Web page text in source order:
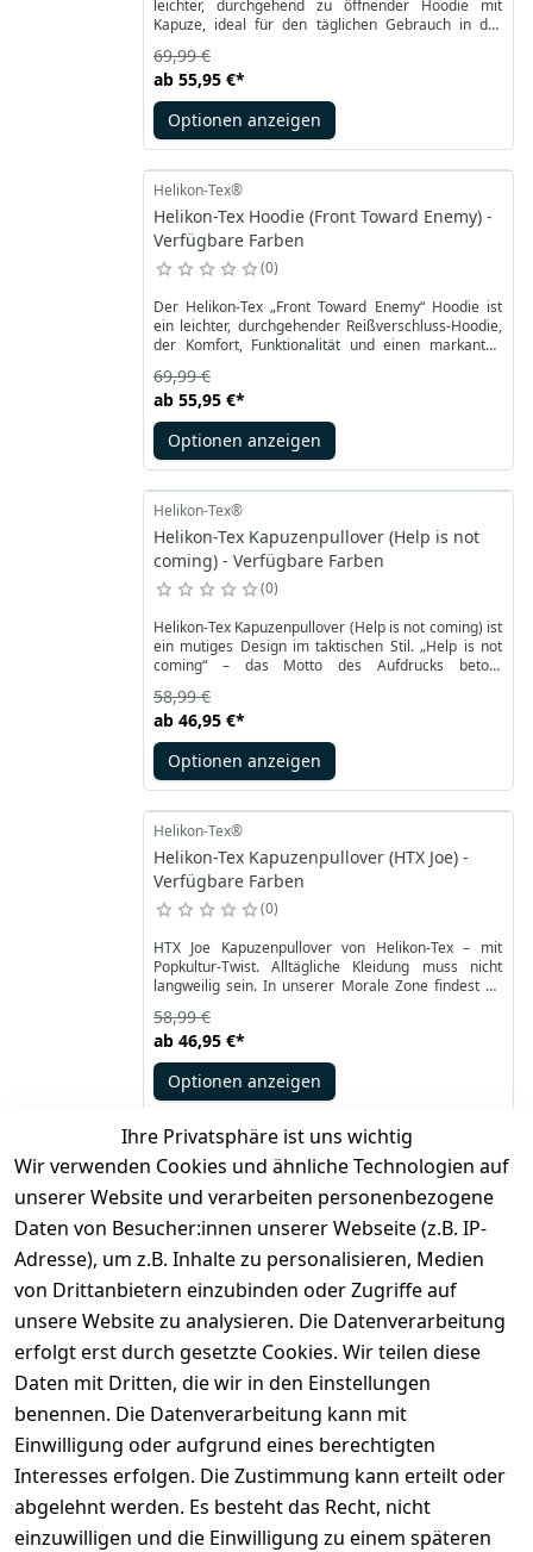
leichter, durchgehend zu öffnender Hoodie mit
Kapuze, ideal für den täglichen Gebrauch in der
und eine Kordel am Kapuzenrand, die Komfort und
Funktionalität bieten. Dieses Produkt ist unisex, das
heißt universell und weder speziell für Damen- noch
für Herrenfiguren geschnitten. Der lockere Schnitt
betont weder Schultern noch Taille und sorgt so für
ab 55,95 €*
69,99 €
Optionen anzeigen
Helikon-Tex®
Helikon-Tex Hoodie (Front Toward Enemy) -
Verfügbare Farben
0
Der Helikon-Tex „Front Toward Enemy“ Hoodie ist
ein leichter, durchgehender Reißverschluss-Hoodie,
der Komfort, Funktionalität und einen markanten
Stadt, verfügt er über zwei Hüfttaschen und eine
Kapuze mit Kordelzug, die Bequemlichkeit und
Praktikabilität bieten. Der Aufdruck „Front Toward
Enemy“ bezieht sich auf die Warnung auf Claymore-
Minen – kompakte Antipersonenminen, die in eine
einen markanten, kraftvollen Charakter.
ab 55,95 €*
69,99 €
Optionen anzeigen
Helikon-Tex®
Helikon-Tex Kapuzenpullover (Help is not
coming) - Verfügbare Farben
0
Helikon-Tex Kapuzenpullover (Help is not coming) ist
ein mutiges Design im taktischen Stil. „Help is not
coming“ – das Motto des Aufdrucks betont
militärische Haltung. Der Aufdruck zeigt einen
Soldaten und verleiht dem Pullover einen
dramatischen, taktischen Charakter, ideal für
Menschen, die Humor im Militärstil schätzen und
sich im Alltag sowie beim Training abheben
ab 46,95 €*
58,99 €
Optionen anzeigen
Helikon-Tex®
Helikon-Tex Kapuzenpullover (HTX Joe) -
Verfügbare Farben
0
HTX Joe Kapuzenpullover von Helikon-Tex – mit
Popkultur-Twist. Alltägliche Kleidung muss nicht
langweilig sein. In unserer Morale Zone findest du
Anspielungen. Dieses Mal lassen wir uns von der
Popkultur inspirieren – eine sehr bekannte
amerikanische Marke für Figuren und Cartoons,
geeignet für Militärliebhaber, nicht unbedingt die
Jüngsten. Wir schätzen ebenfalls den militärischen
einem Augenzwinkern.
ab 46,95 €*
58,99 €
Optionen anzeigen
* inkl. ges. MwStzzgl.Versandkosten
1
Ihre Privatsphäre ist uns wichtig
Wir verwenden Cookies und ähnliche Technologien auf
unserer Website und verarbeiten personenbezogene
Daten von Besucher:innen unserer Webseite (z.B. IP-
Adresse), um z.B. Inhalte zu personalisieren, Medien
von Drittanbietern einzubinden oder Zugriffe auf
unsere Website zu analysieren. Die Datenverarbeitung
erfolgt erst durch gesetzte Cookies. Wir teilen diese
Daten mit Dritten, die wir in den Einstellungen
benennen. Die Datenverarbeitung kann mit
Einwilligung oder aufgrund eines berechtigten
Interesses erfolgen. Die Zustimmung kann erteilt oder
abgelehnt werden. Es besteht das Recht, nicht
einzuwilligen und die Einwilligung zu einem späteren
Legal
Datenschutze
rklärung
Services
Registrieren